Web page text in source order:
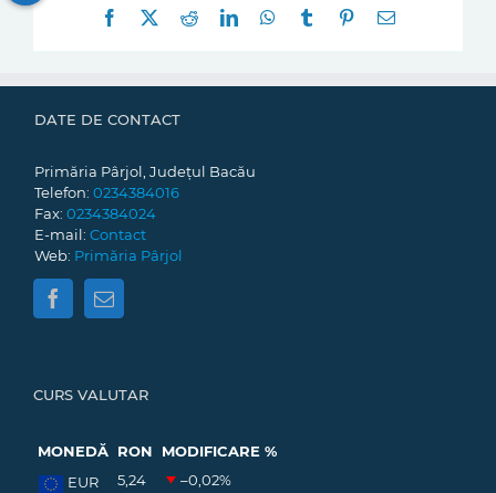
Facebook
RedditLinkedInWhatsApp
Tumblr Pinterest
E-
DATE DE CONTACT
Primăria Pârjol, Județul Bacău
Telefon: 0234384016
Fax: 0234384024
E-mail: Contact
Web: Primăria Pârjol
CURS VALUTAR
MONEDĂ RON
MODIFICARE %
EUR
5,24 –0,02%